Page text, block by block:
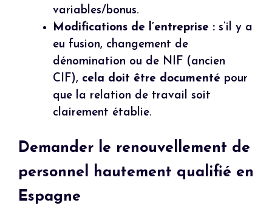
variables/bonus.
Modifications de l’entreprise : s’il y a
eu fusion, changement de
dénomination ou de NIF (ancien
CIF), cela doit être documenté pour
que la relation de travail soit
clairement établie.
Demander le renouvellement de
personnel hautement qualifié en
Espagne